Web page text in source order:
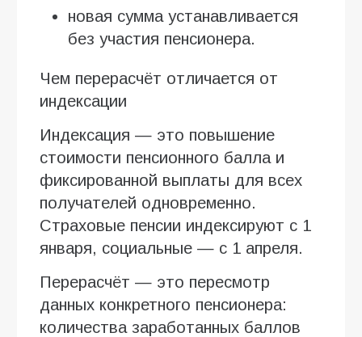
новая сумма устанавливается
без участия пенсионера.
Чем перерасчёт отличается от
индексации
Индексация — это повышение
стоимости пенсионного балла и
фиксированной выплаты для всех
получателей одновременно.
Страховые пенсии индексируют с 1
января, социальные — с 1 апреля.
Перерасчёт — это пересмотр
данных конкретного пенсионера:
количества заработанных баллов